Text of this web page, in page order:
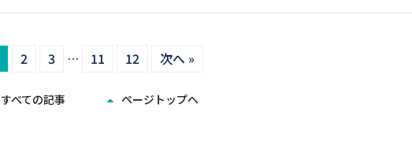
2 3 … 11 12 次へ »
すべての記事 ページトップへ